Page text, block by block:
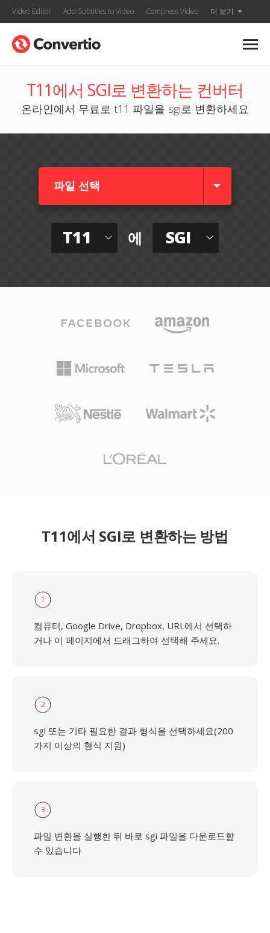
Video Editor Add Subtitles to Video Compress Video 더 보기
T11에서 SGI로 변환하는 컨버터
온라인에서 무료로 t11 파일을 sgi로 변환하세요
파일 선택
T11 에 SGI
T11에서 SGI로 변환하는 방법
1
컴퓨터, Google Drive, Dropbox, URL에서 선택하
거나 이 페이지에서 드래그하여 선택해 주세요.
2
sgi 또는 기타 필요한 결과 형식을 선택하세요(200
가지 이상의 형식 지원)
3
파일 변환을 실행한 뒤 바로 sgi 파일을 다운로드할
수 있습니다